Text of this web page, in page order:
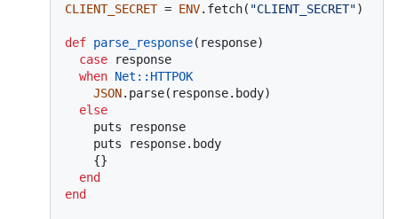
CLIENT_SECRET = ENV.fetch( "CLIENT_SECRET")
def parse_response( response)
case response
when Net : :HTTPOK
JSON.parse(response.body)
else
end
end